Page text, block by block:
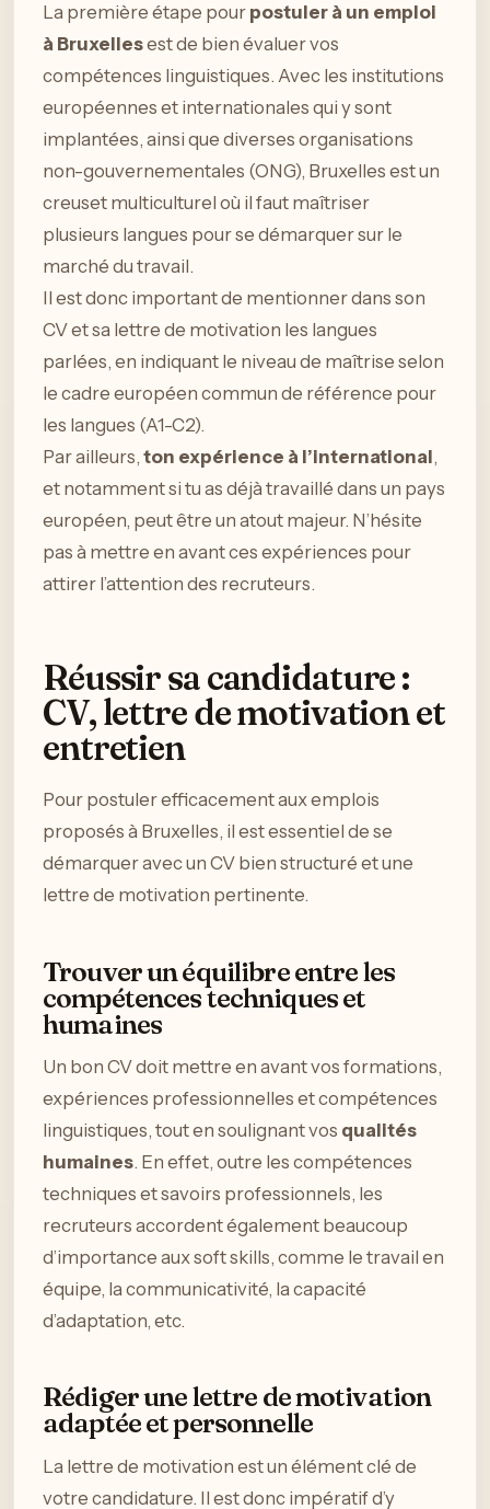
La première étape pour postuler à un emploi
à Bruxellesest de bien évaluer vos
compétences linguistiques. Avec les institutions
européennes et internationales qui y sont
implantées, ainsi que diverses organisations
non-gouvernementales (ONG), Bruxelles est un
creuset multiculturel où il faut maîtriser
plusieurs langues pour se démarquer sur le
marché du travail.
Il est donc important de mentionner dans son
CV et sa lettre de motivation les langues
parlées, en indiquant le niveau de maîtrise selon
le cadre européen commun de référence pour
les langues (A1-C2).
Par ailleurs, ton expérience à l’international,
et notamment si tu as déjà travaillé dans un pays
européen, peut être un atout majeur. N’hésite
pas à mettre en avant ces expériences pour
attirer l’attention des recruteurs.
Réussir sa candidature :
CV, lettre de motivation et
entretien
Pour postuler efficacement aux emplois
proposés à Bruxelles, il est essentiel de se
démarquer avec un CV bien structuré et une
lettre de motivation pertinente.
Trouver un équilibre entre les
compétences techniques et
humaines
Un bon CV doit mettre en avant vos formations,
expériences professionnelles et compétences
linguistiques, tout en soulignant vos qualités
humaines. En effet, outre les compétences
techniques et savoirs professionnels, les
recruteurs accordent également beaucoup
d’importance aux soft skills, comme le travail en
équipe, la communicativité, la capacité
d’adaptation, etc.
Rédiger une lettre de motivation
adaptée et personnelle
La lettre de motivation est un élément clé de
votre candidature. Il est donc impératif d’y